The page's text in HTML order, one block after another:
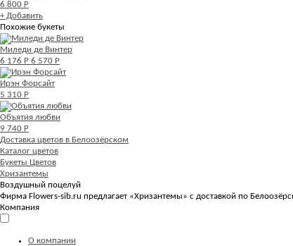
6 800 Р
+ Добавить
Похожие букеты
Миледи де Винтер
6 176 Р 6 570 Р
Ирэн Форсайт
5 310 Р
Объятия любви
9 740 Р
Доставка цветов в Белоозёрском
Каталог цветов
Букеты Цветов
Хризантемы
Воздушный поцелуй
Фирма Flowers-sib.ru предлагает «Хризантемы» с доставкой по
Компания
О компании